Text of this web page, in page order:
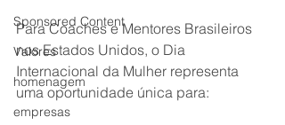
Sponsored Content
Valores
homenagem
empresas
Para Coaches e Mentores Brasileiros
nos Estados Unidos, o Dia
Internacional da Mulher representa
uma oportunidade única para: